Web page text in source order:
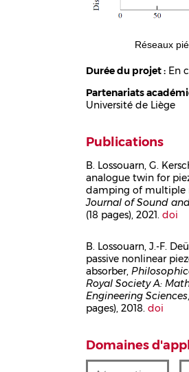
Réseaux
Durée du projet : En
Partenariats
Université de Liège
Publications
Corps
B. Lossouarn, G.
analogue twin for
damping of multiple
Journal of Sound
(18 pages), 2021.doi
Corps
B. Lossouarn, J.-F.
passive nonlinear
absorber,
Royal Society A:
Engineering Sciences
pages), 2018.doi
Domaines